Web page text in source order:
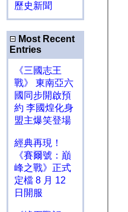
歷史新聞
Most Recent
Entries
《三國志王
戰》 東南亞六
國同步開啟預
約 李國煌化身
盟主爆笑登場
經典再現！
《賽爾號：巔
峰之戰》正式
定檔 8 月 12
日開服